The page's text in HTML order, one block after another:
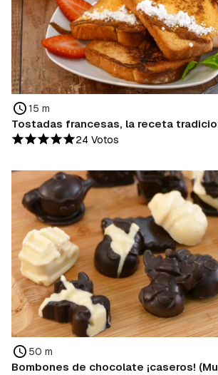
15 m
Tostadas francesas, la receta
24 Votos
50 m
Bombones de chocolate ¡caseros!